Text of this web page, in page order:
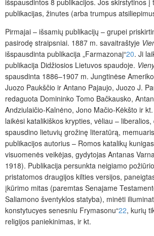
publikacijas, žinutes (arba trumpus
Pirmajai – išsamių publikacijų – grupei
pasirodę straipsniai. 1887 m. savaitraštyje
išspausdinta publikacija „Farmazonaj“20. Ji
publikacija Didžiosios Lietuvos spaudoje.
spausdinta 1886–1907 m. Jungtinėse
Juozo Paukščio ir Antano Pajaujo, Juozo J.
redaguota Domininko Tomo Bačkausko,
Andziulaičio-Kalnėno, Jono Mačio-Kėkšto ir
laikėsi katalikiškos krypties, vėliau –
spausdino lietuvių grožinę literatūrą,
publikacijos autorius – Romos katalikų
visuomenės veikėjas, gydytojas Antanas
1918). Publikacija persunkta neigiamo
pristatomos draugijos kilties versijos,
įkūrimo mitas (paremtas Senajame
Saliamono šventyklos statyba), minėti
konstytucyes senesniu Frymasonu“22, kurių
religijos paniekinimas, ir kt.